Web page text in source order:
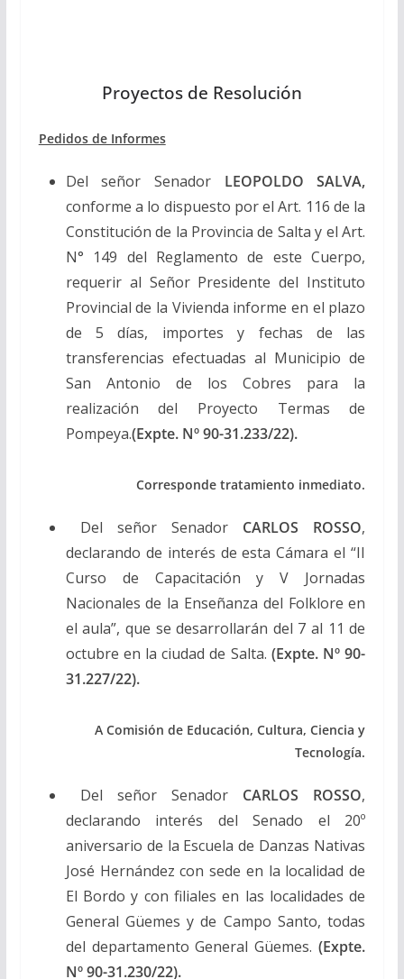
Proyectos de Resolución
Pedidos de Informes
Del señor Senador LEOPOLDO SALVA,
conforme a lo dispuesto por el Art. 116 de la
Constitución de la Provincia de Salta y el Art.
N° 149 del Reglamento de este Cuerpo,
requerir al Señor Presidente del Instituto
Provincial de la Vivienda informe en el plazo
de 5 días, importes y fechas de las
transferencias efectuadas al Municipio de
San Antonio de los Cobres para la
realización del Proyecto Termas de
Pompeya.(Expte. Nº 90-31.233/22).
Corresponde tratamiento inmediato.
Del señor Senador CARLOS ROSSO,
declarando de interés de esta Cámara el “II
Curso de Capacitación y V Jornadas
Nacionales de la Enseñanza del Folklore en
el aula”, que se desarrollarán del 7 al 11 de
octubre en la ciudad de Salta. (Expte. Nº 90-
31.227/22).
A Comisión de Educación, Cultura, Ciencia y
Tecnología.
Del señor Senador CARLOS ROSSO,
declarando interés del Senado el 20º
aniversario de la Escuela de Danzas Nativas
José Hernández con sede en la localidad de
El Bordo y con filiales en las localidades de
General Güemes y de Campo Santo, todas
del departamento General Güemes.(Expte.
Nº 90-31.230/22).